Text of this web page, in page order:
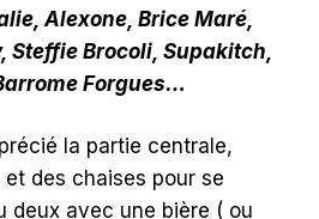
Alexone, Brice Maré,
Steffie Brocoli, Supakitch,
Forgues…
la partie centrale,
des chaises pour se
deux avec une bière ( ou